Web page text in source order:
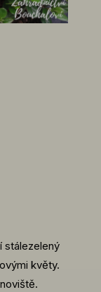
stálezelený
květy.